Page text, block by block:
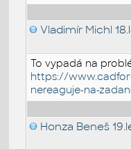
Vladimír Michl
To vypadá na
https://
nereaguje-na-
Honza Beneš